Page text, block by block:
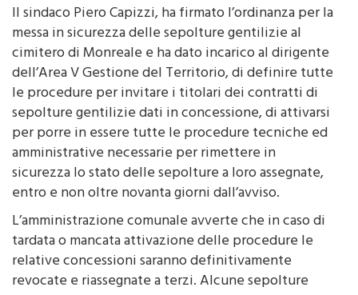
Il sindaco Piero Capizzi, ha firmato l’ordinanza per la
messa in sicurezza delle sepolture gentilizie al
cimitero di Monreale e ha dato incarico al dirigente
dell’Area V Gestione del Territorio, di definire tutte
le procedure per invitare i titolari dei contratti di
sepolture gentilizie dati in concessione, di attivarsi
per porre in essere tutte le procedure tecniche ed
amministrative necessarie per rimettere in
sicurezza lo stato delle sepolture a loro assegnate,
entro e non oltre novanta giorni dall’avviso.
L’amministrazione comunale avverte che in caso di
tardata o mancata attivazione delle procedure le
relative concessioni saranno definitivamente
revocate e riassegnate a terzi. Alcune sepolture